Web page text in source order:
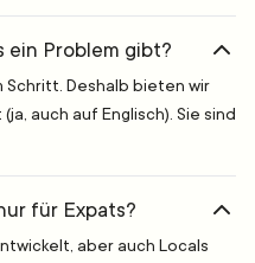
ein Problem gibt?
Schritt. Deshalb bieten wir
auch auf Englisch). Sie sind
für Expats?
aber auch Locals